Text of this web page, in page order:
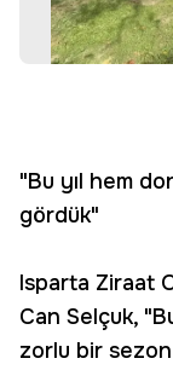
"Bu yıl hem
gördük"
Isparta Ziraat
Can Selçuk,
zorlu bir sezon